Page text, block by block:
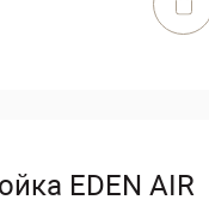
EDEN AIR